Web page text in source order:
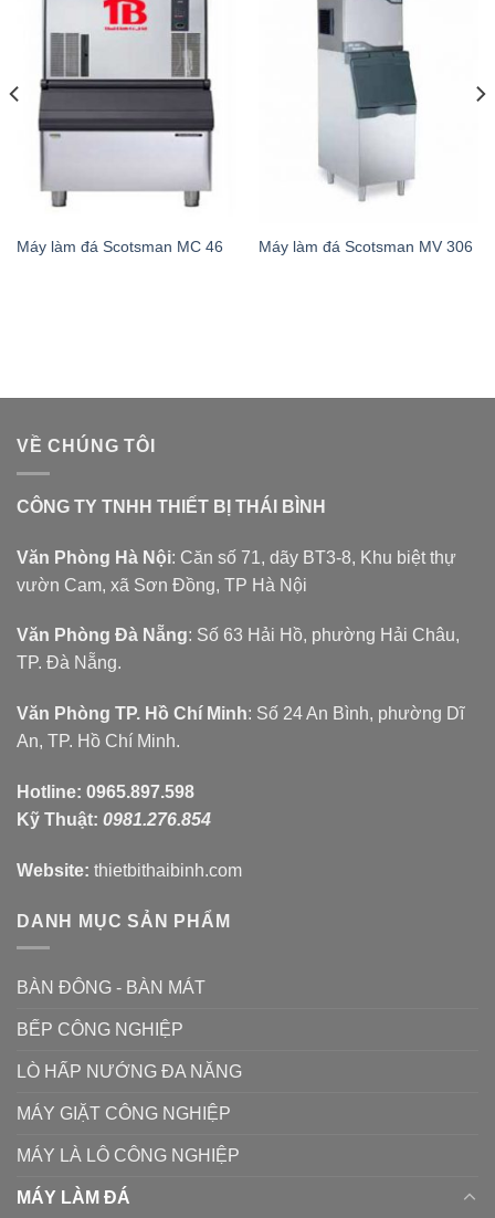
Máy làm đá Scotsman MC 46 Máy làm đá Scotsman MV 306
VỀ CHÚNG TÔI
CÔNG TY TNHH THIẾT BỊ THÁI BÌNH
Văn Phòng Hà Nội: Căn số 71, dãy BT3-8, Khu biệt thự
vườn Cam, xã Sơn Đồng, TP Hà Nội
Văn Phòng Đà Nẵng: Số 63 Hải Hồ, phường Hải Châu,
TP. Đà Nẵng.
Văn Phòng TP. Hồ Chí Minh: Số 24 An Bình, phường Dĩ
An, TP. Hồ Chí Minh.
Hotline: 0965.897.598
Kỹ Thuật: 0981.276.854
Website: thietbithaibinh.com
DANH MỤC SẢN PHẨM
BÀN ĐÔNG - BÀN MÁT
BẾP CÔNG NGHIỆP
LÒ HẤP NƯỚNG ĐA NĂNG
MÁY GIẶT CÔNG NGHIỆP
MÁY LÀ LÔ CÔNG NGHIỆP
MÁY LÀM ĐÁ